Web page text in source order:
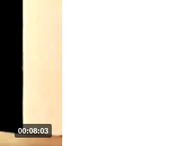
00:08:03